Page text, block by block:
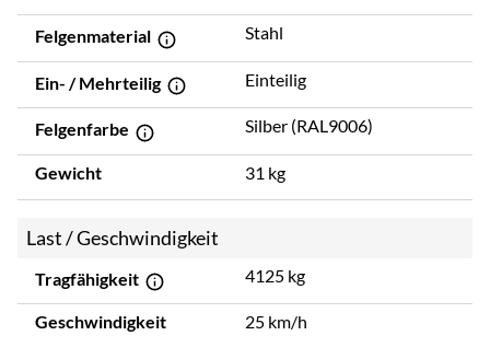
Felgenmaterial Stahl
Ein- / Mehrteilig Einteilig
Felgenfarbe Silber (RAL9006)
Gewicht 31 kg
Last / Geschwindigkeit
Tragfähigkeit 4125 kg
Geschwindigkeit 25 km/h